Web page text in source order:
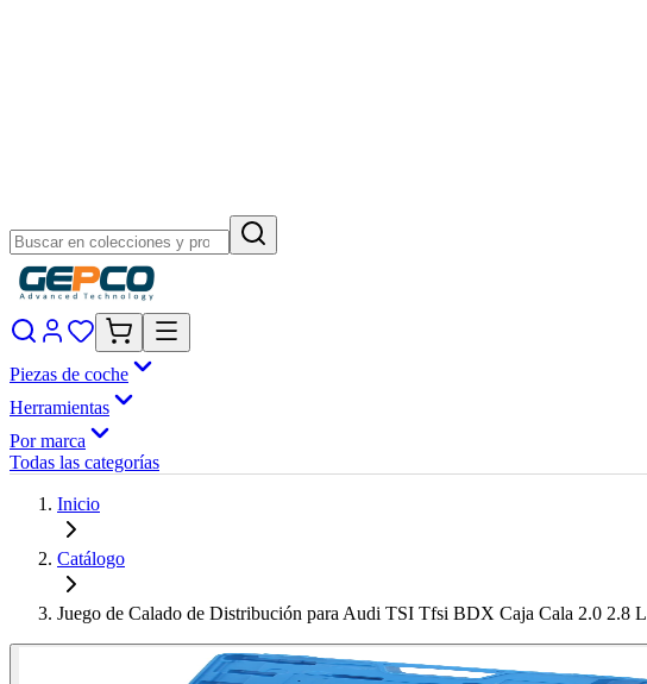
Piezas de coche
Herramientas
Por marca
Todas las categorías
Inicio
Catálogo
Juego de Calado de Distribución para Audi TSI Tfsi BDX Caja Cala 2.0 2.8 L